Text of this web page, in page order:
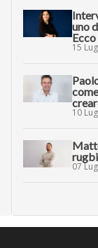
uno
Ecco
15
10
07